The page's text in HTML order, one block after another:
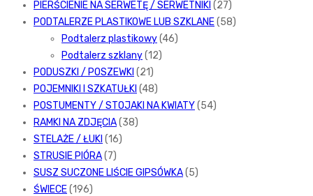
PIERŚCIENIE NA SERWETĘ / SERWETNIKI (27)
PODTALERZE PLASTIKOWE LUB SZKLANE(58)
Podtalerz plastikowy(46)
Podtalerz szklany(12)
PODUSZKI / POSZEWKI (21)
POJEMNIKI I SZKATUŁKI (48)
POSTUMENTY / STOJAKI NA KWIATY(54)
RAMKI NA ZDJĘCIA(38)
STELAŻE / ŁUKI (16)
STRUSIE PIÓRA(7)
SUSZ SUCZONE LIŚCIE GIPSÓWKA(5)
ŚWIECE(196)